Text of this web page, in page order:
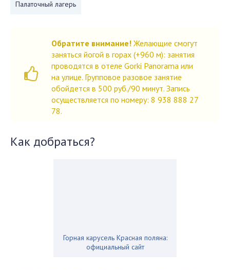
Палаточный лагерь
Обратите внимание! Желающие смогут
заняться йогой в горах (+960 м): занятия
проводятся в отеле Gorki Panorama или
на улице. Групповое разовое занятие
обойдется в 500 руб./90 минут. Запись
осуществляется по номеру: 8 938 888 27
78.
Как добраться?
Горная карусель Красная поляна:
официальный сайт